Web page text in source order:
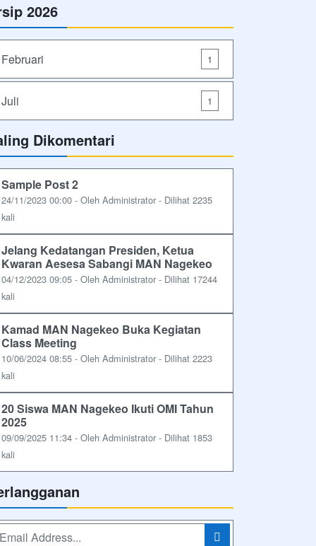
2026
Februari 1
Juli 1
Dikomentari
Sample Post 2
24/11/2023 00:00 - Oleh Administrator - Dilihat 2235
kali
Jelang Kedatangan Presiden, Ketua
Kwaran Aesesa Sabangi MAN Nagekeo
04/12/2023 09:05 - Oleh Administrator - Dilihat 17244
kali
Kamad MAN Nagekeo Buka Kegiatan
Class Meeting
10/06/2024 08:55 - Oleh Administrator - Dilihat 2223
kali
20 Siswa MAN Nagekeo Ikuti OMI Tahun
2025
09/09/2025 11:34 - Oleh Administrator - Dilihat 1853
kali